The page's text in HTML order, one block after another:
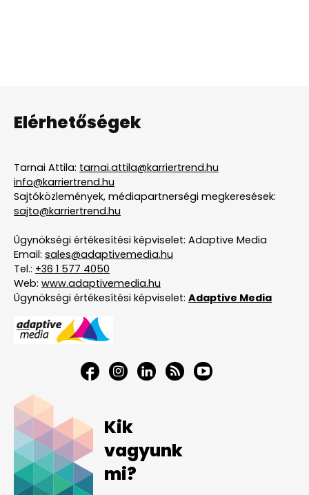
Elérhetőségek
Tarnai Attila: tarnai.attila@karriertrend.hu
info@karriertrend.hu
Sajtóközlemények, médiapartnerségi megkeresések:
sajto@karriertrend.hu
Ügynökségi értékesítési képviselet: Adaptive Media
Email: sales@adaptivemedia.hu
Tel.: +36 1 577 4050
Web: www.adaptivemedia.hu
Ügynökségi értékesítési képviselet: Adaptive Media
Kik
vagyunk
mi?